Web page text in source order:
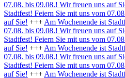
07.08. bis 09.08.! Wir freuen uns auf
Stadtfest! Feiern Sie mit uns vom
auf Sie! +++ Am Wochenende ist
07.08. bis 09.08.! Wir freuen uns auf
Stadtfest! Feiern Sie mit uns vom
auf Sie! +++ Am Wochenende ist
07.08. bis 09.08.! Wir freuen uns auf
Stadtfest! Feiern Sie mit uns vom
auf Sie! +++ Am Wochenende ist